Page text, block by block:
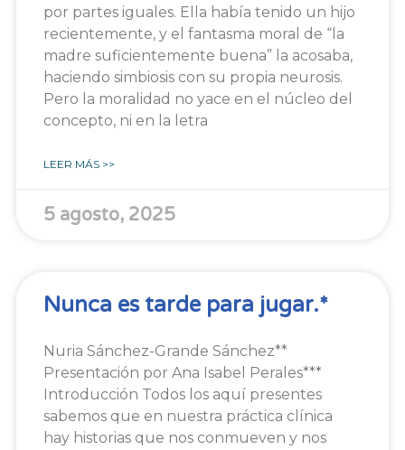
por partes iguales. Ella había tenido un hijo
recientemente, y el fantasma moral de “la
madre suficientemente buena” la acosaba,
haciendo simbiosis con su propia neurosis.
Pero la moralidad no yace en el núcleo del
concepto, ni en la letra
LEER MÁS >>
5 agosto, 2025
Nunca es tarde para jugar.*
Nuria Sánchez-Grande Sánchez**
Presentación por Ana Isabel Perales***
Introducción Todos los aquí presentes
sabemos que en nuestra práctica clínica
hay historias que nos conmueven y nos